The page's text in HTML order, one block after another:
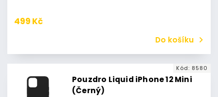
499 Kč
Do košíku
Pouzdro Liquid iPhone 12 Mini
(Černý)
Kód: 8580